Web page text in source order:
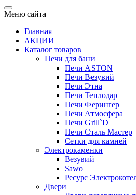
Toggle
navigation
Меню сайта
Главная
АКЦИИ
Каталог товаров
Печи для бани
Печи ASTON
Печи Везувий
Печи Этна
Печи Теплодар
Печи Ферингер
Печи Атмосфера
Печи Grill`D
Печи Сталь Мастер
Сетки для камней
Электрокаменки
Везувий
Sawo
Ресурс
Двери